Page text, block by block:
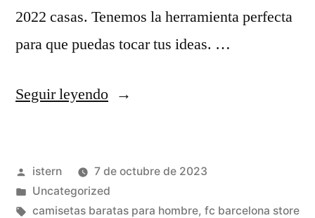
2022 casas. Tenemos la herramienta perfecta
para que puedas tocar tus ideas. …
Seguir leyendo«modelos
futbol
femenino»
Publicado
por
istern
7 de octubre de 2023
Publicado
en
Uncategorized
Etiquetas:
camisetas baratas para hombre, fc barcelona store